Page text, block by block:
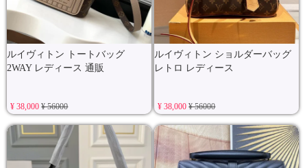
ルイヴィトン トートバッグ
2WAY レディース 通販
¥ 38,000¥ 56000
ルイヴィトン ショルダーバッグ
レトロ レディース
¥ 38,000¥ 56000